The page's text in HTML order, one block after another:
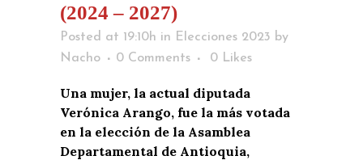
(2024 – 2027)
Posted at 19:10h in Elecciones 2023 by
Nacho
0 Comments 0 Likes
Una mujer, la actual diputada
Verónica Arango, fue la más votada
en la elección de la Asamblea
Departamental de Antioquia,